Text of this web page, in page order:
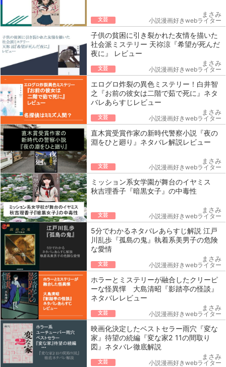
文芸
まさみ
小説漫画好きwebライター
子供の貧困に引き裂かれた友情を描いた
社会派ミステリー 天祢涼『希望が死んだ
夜に』 レビュー
文芸
まさみ
小説漫画好きwebライター
エログロ炸裂の異色ミステリー！白井智
之『お前の彼女は二階で茹で死に』ネタ
バレあらすじレビュー
文芸
まさみ
小説漫画好きwebライター
直木賞受賞作家の新時代警察小説『夜の
淵をひと廻り』ネタバレ解説レビュー
文芸
まさみ
小説漫画好きwebライター
ミッション系女学園が舞台のイヤミス
秋吉理香子『暗黒女子』の中毒性
文芸
まさみ
小説漫画好きwebライター
5分でわかるネタバレあらすじ解説 江戸
川乱歩『孤島の鬼』執着系美男子の危険
な愛情
文芸
まさみ
小説漫画好きwebライター
ホラーとミステリーが融合したクリーピ
ーな怪異憚 大島清昭『影踏亭の怪談』
ネタバレレビュー
文芸
まさみ
小説漫画好きwebライター
映画化決定したベストセラー雨穴『変な
家』待望の続編『変な家2 11の間取り
図』ネタバレ徹底解説
文芸
まさみ
小説漫画好きwebライター